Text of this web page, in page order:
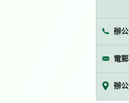
辦
電郵
辦